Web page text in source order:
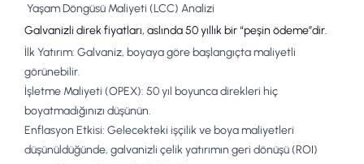
Yaşam Döngüsü Maliyeti (LCC) Analizi
Galvanizli direk fiyatları, aslında 50 yıllık bir “peşin ödeme”dir.
İlk Yatırım: Galvaniz, boyaya göre başlangıçta maliyetli
görünebilir.
İşletme Maliyeti (OPEX): 50 yıl boyunca direkleri hiç
boyatmadığınızı düşünün.
Enflasyon Etkisi: Gelecekteki işçilik ve boya maliyetleri
düşünüldüğünde, galvanizli çelik yatırımın geri dönüşü (ROI)